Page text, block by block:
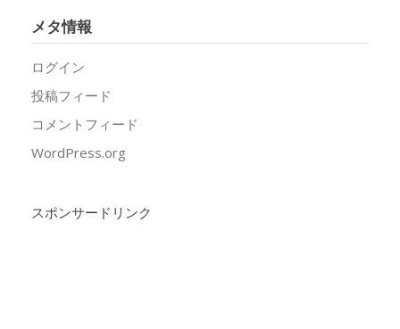
メタ情報
ログイン
投稿フィード
コメントフィード
WordPress.org
スポンサードリンク